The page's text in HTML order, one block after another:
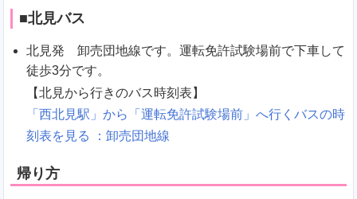
■北見バス
北見発 卸売団地線です。運転免許試験場前で下車して
徒歩3分です。
【北見から行きのバス時刻表】
「西北見駅」から「運転免許試験場前」へ行くバスの時
刻表を見る ：卸売団地線
帰り方